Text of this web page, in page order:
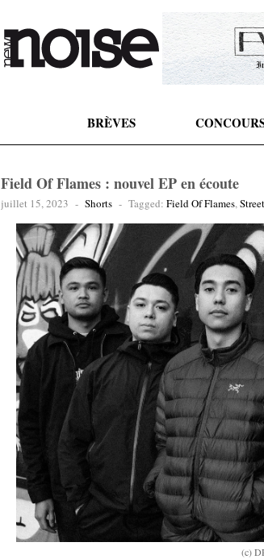
BRÈVES
Field Of Flames : nouvel EP en écoute
juillet 15, 2023 - Shorts - Tagged: Field Of Flames,
(c)